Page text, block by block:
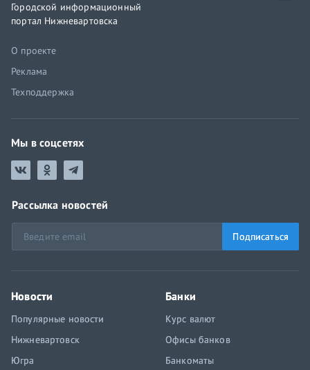
Городской информационный
портал Нижневартовска
О проекте
Реклама
Техподдержка
Мы в соцсетях
Рассылка новостей
Подписаться
Новости
Популярные новости
Нижневартовск
Югра
Банки
Курс валют
Офисы банков
Банкоматы